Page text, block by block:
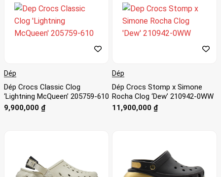
Dép
Dép Crocs Classic Clog
‘Lightning McQueen’ 205759-610
9,900,000 ₫
Dép
Dép Crocs Stomp x Simone
Rocha Clog ‘Dew’ 210942-0WW
11,900,000 ₫